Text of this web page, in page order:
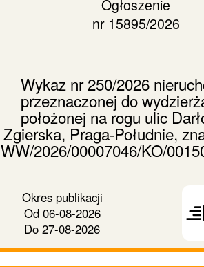
Ogłoszenie
nr 15895/2026
Wykaz nr 250/2026
przeznaczonej do
położonej na rogu ulic
Zgierska, Praga-Południe,
WW/2026/00007046/KO/
Okres publikacji
Od06-08-2026
Do 27-08-2026
dalej